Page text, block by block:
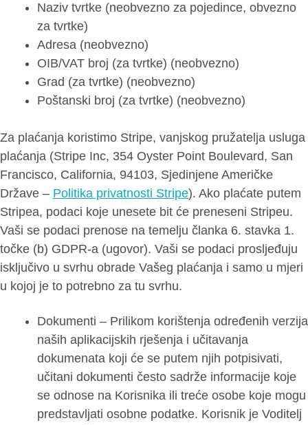
Naziv tvrtke (neobvezno za pojedince, obvezno
za tvrtke)
Adresa (neobvezno)
OIB/VAT broj (za tvrtke) (neobvezno)
Grad (za tvrtke) (neobvezno)
Poštanski broj (za tvrtke) (neobvezno)
Za plaćanja koristimo Stripe, vanjskog pružatelja usluga
plaćanja (Stripe Inc, 354 Oyster Point Boulevard, San
Francisco, California, 94103, Sjedinjene Američke
Države – Politika privatnosti Stripe). Ako plaćate putem
Stripea, podaci koje unesete bit će preneseni Stripeu.
Vaši se podaci prenose na temelju članka 6. stavka 1.
točke (b) GDPR-a (ugovor). Vaši se podaci prosljeđuju
isključivo u svrhu obrade Vašeg plaćanja i samo u mjeri
u kojoj je to potrebno za tu svrhu.
Dokumenti – Prilikom korištenja određenih verzija
naših aplikacijskih rješenja i učitavanja
dokumenata koji će se putem njih potpisivati,
učitani dokumenti često sadrže informacije koje
se odnose na Korisnika ili treće osobe koje mogu
predstavljati osobne podatke. Korisnik je Voditelj